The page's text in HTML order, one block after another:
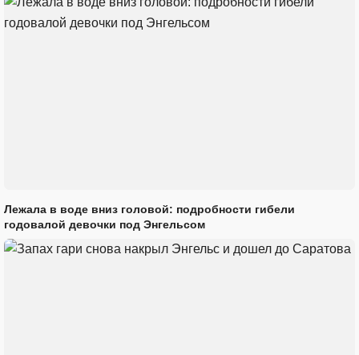
Лежала в воде вниз головой: подробности гибели
годовалой девочки под Энгельсом